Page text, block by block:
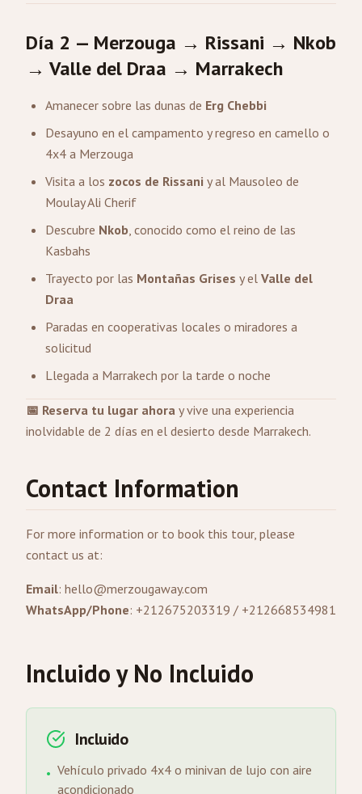
Día 2 — Merzouga → Rissani → Nkob
→ Valle del Draa → Marrakech
Amanecer sobre las dunas de Erg Chebbi
Desayuno en el campamento y regreso en camello o
4x4 a Merzouga
Visita a los zocos de Rissani y al Mausoleo de
Moulay Ali Cherif
Descubre Nkob, conocido como el reino de las
Kasbahs
Trayecto por las Montañas Grises y el Valle del
Draa
Paradas en cooperativas locales o miradores a
solicitud
Llegada a Marrakech por la tarde o noche
📅 Reserva tu lugar ahora y vive una experiencia
inolvidable de 2 días en el desierto desde Marrakech.
Contact Information
For more information or to book this tour, please
contact us at:
Email: hello@merzougaway.com
WhatsApp/Phone: +212675203319 / +212668534981
Incluido y No Incluido
Incluido
• Vehículo privado 4x4 o minivan de lujo con aire
acondicionado